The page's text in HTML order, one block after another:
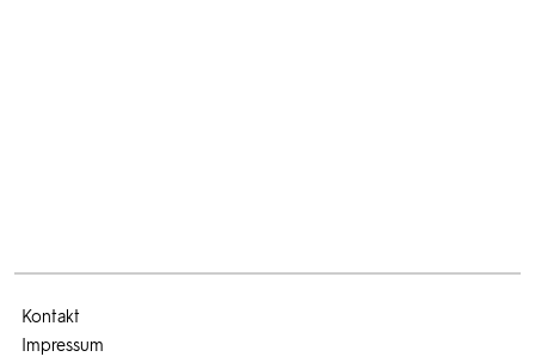
Kontakt
Impressum